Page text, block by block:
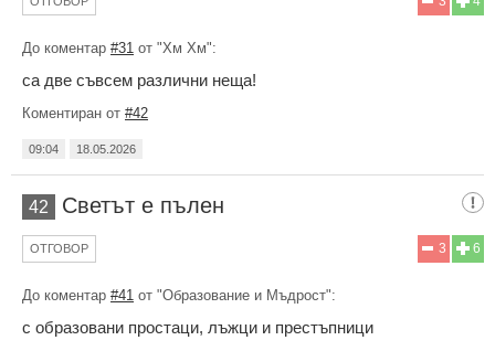
До коментар #31 от "Хм Хм":
са две съвсем различни неща!
Коментиран от #42
09:04 18.05.2026
42 Светът е пълен
6
3
ОТГОВОР
До коментар #41 от "Образование и Мъдрост":
с образовани простаци, лъжци и престъпници